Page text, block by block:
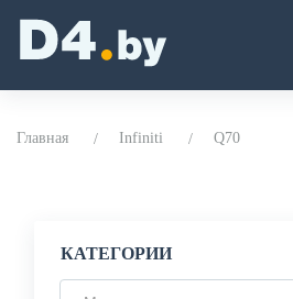
Главная Infiniti Q70
КАТЕГОРИИ